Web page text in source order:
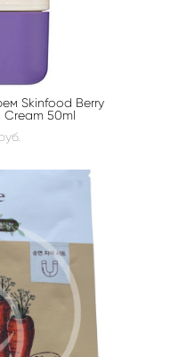
Skinfood Berry
Cream 50ml